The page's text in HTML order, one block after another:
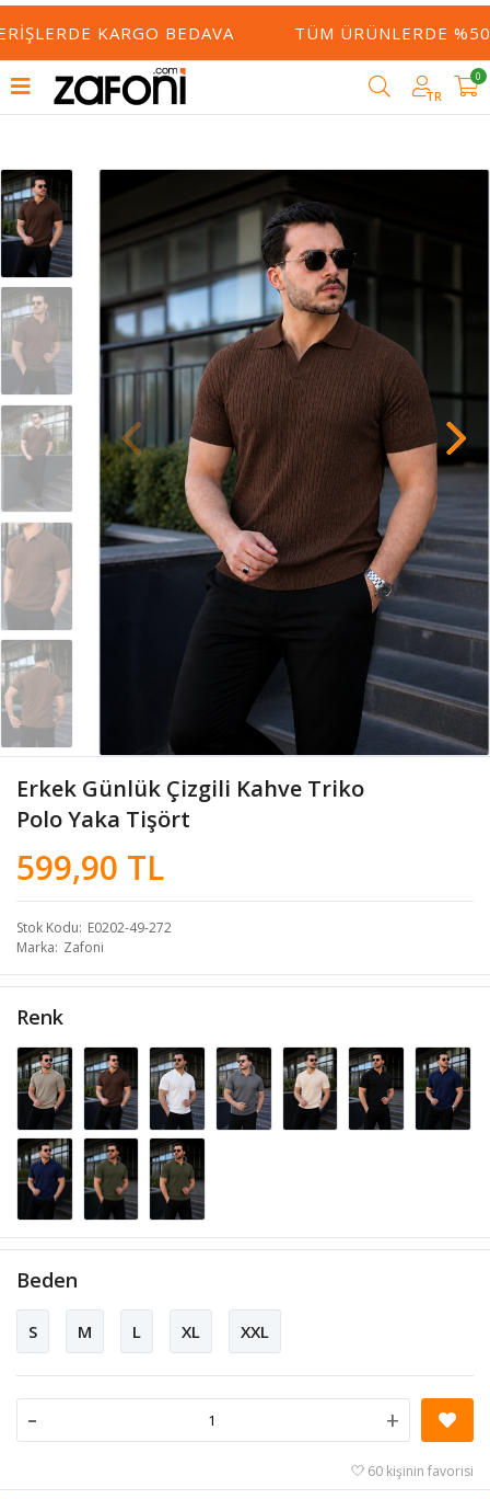
KARGO BEDAVA TÜM ÜRÜNLERDE %50
TR
0
Erkek Günlük Çizgili Kahve Triko
Polo Yaka Tişört
599,90 TL
Stok Kodu E0202-49-272
Marka Zafoni
Renk
Beden
S M L XL XXL
- +
60 kişinin favorisi